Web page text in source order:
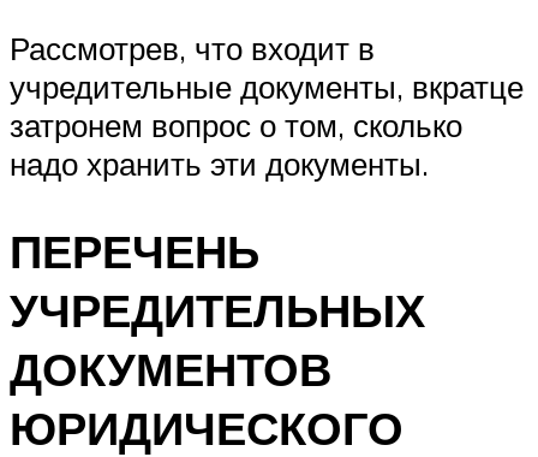
Рассмотрев, что входит в
учредительные документы, вкратце
затронем вопрос о том, сколько
надо хранить эти документы.
ПЕРЕЧЕНЬ
УЧРЕДИТЕЛЬНЫХ
ДОКУМЕНТОВ
ЮРИДИЧЕСКОГО